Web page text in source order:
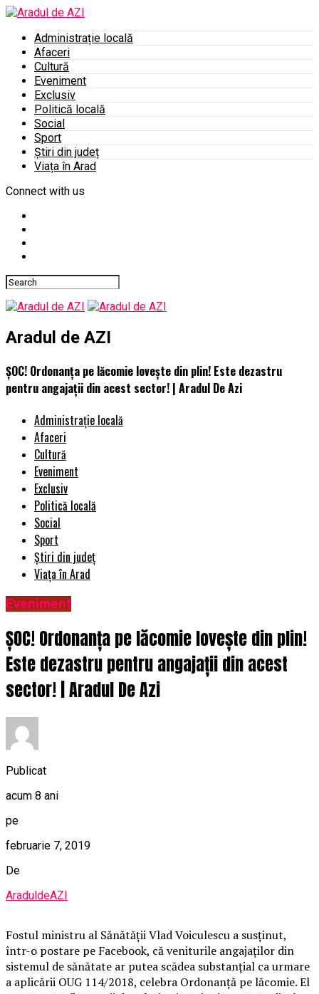
Administrație locală
Afaceri
Cultură
Eveniment
Exclusiv
Politică locală
Social
Sport
Știri din județ
Viața în Arad
Connect with us
Aradul de AZI
ȘOC! Ordonanța pe lăcomie lovește din plin! Este dezastru
pentru angajații din acest sector! | Aradul De Azi
Administrație locală
Afaceri
Cultură
Eveniment
Exclusiv
Politică locală
Social
Sport
Știri din județ
Viața în Arad
Eveniment
ȘOC! Ordonanța pe lăcomie lovește din plin!
Este dezastru pentru angajații din acest
sector! | Aradul De Azi
Publicat
acum 8 ani
pe
februarie 7, 2019
De
AraduldeAZI
Fostul ministru al Sănătăţii Vlad Voiculescu a susţinut,
într-o postare pe Facebook, că veniturile angajaţilor din
sistemul de sănătate ar putea scădea substanţial ca urmare
a aplicării OUG 114/2018, celebra Ordonanţă pe lăcomie. El